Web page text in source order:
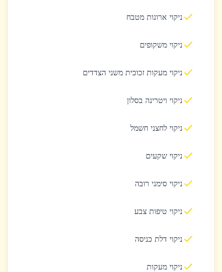
ניקוי ארונות מטבח
ניקוי משקופים
ניקוי מעקות זכוכית משני הצדדים
ניקוי ויטרינה בסלון
ניקוי לחצני חשמל
ניקוי שקעים
ניקוי סימני רובה
ניקוי טיפות צבע
ניקוי דלת כניסה
ניקוי מעקות